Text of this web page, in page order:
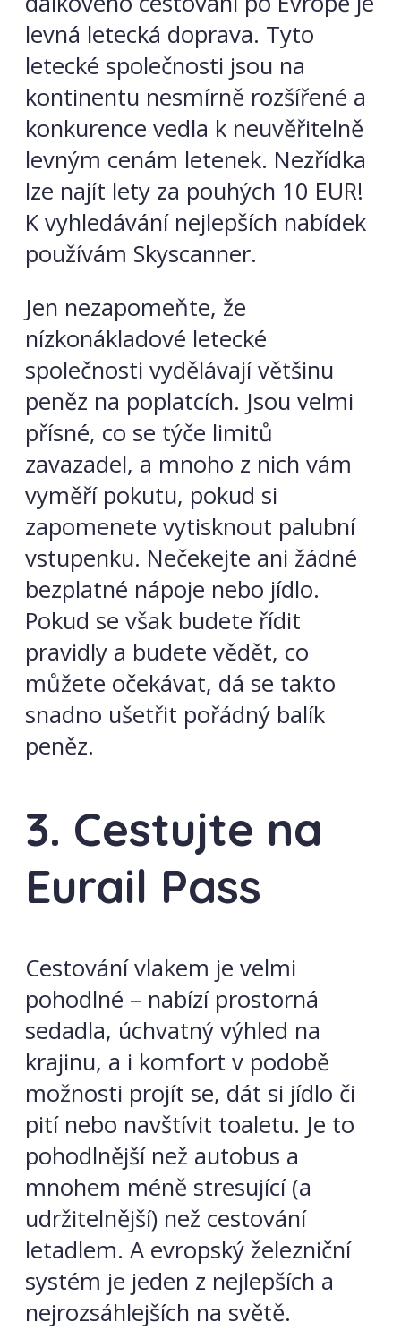
levná letecká doprava. Tyto
letecké společnosti jsou na
kontinentu nesmírně rozšířené a
konkurence vedla k neuvěřitelně
levným cenám letenek. Nezřídka
lze najít lety za pouhých 10 EUR!
K vyhledávání nejlepších nabídek
používám Skyscanner.
Jen nezapomeňte, že
nízkonákladové letecké
společnosti vydělávají většinu
peněz na poplatcích. Jsou velmi
přísné, co se týče limitů
zavazadel, a mnoho z nich vám
vyměří pokutu, pokud si
zapomenete vytisknout palubní
vstupenku. Nečekejte ani žádné
bezplatné nápoje nebo jídlo.
Pokud se však budete řídit
pravidly a budete vědět, co
můžete očekávat, dá se takto
snadno ušetřit pořádný balík
peněz.
3. Cestujte na
Eurail Pass
Cestování vlakem je velmi
pohodlné – nabízí prostorná
sedadla, úchvatný výhled na
krajinu, a i komfort v podobě
možnosti projít se, dát si jídlo či
pití nebo navštívit toaletu. Je to
pohodlnější než autobus a
mnohem méně stresující (a
udržitelnější) než cestování
letadlem. A evropský železniční
systém je jeden z nejlepších a
nejrozsáhlejších na světě.